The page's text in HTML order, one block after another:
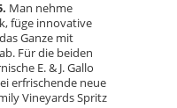
Man nehme
füge innovative
Ganze mit
Für die beiden
E. & J. Gallo
erfrischende neue
Vineyards Spritz